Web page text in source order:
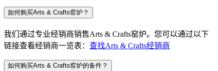
如何购买Arts & Crafts窑炉？
我们通过专业经销商销售Arts & Crafts窑炉。您可以通过以下
链接查看经销商一览表： 查找Arts & Crafts经销商
如何购买Arts & Crafts窑炉的备件？